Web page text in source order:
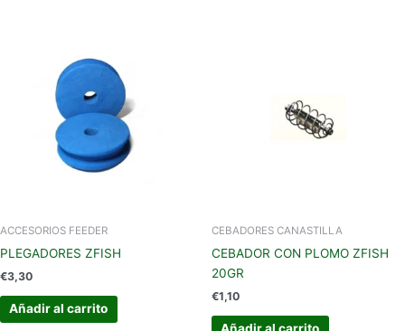
ACCESORIOS FEEDER
PLEGADORES ZFISH
€3,30
Añadir al carrito
CEBADORES CANASTILLA
CEBADOR CON PLOMO ZFISH
20GR
€1,10